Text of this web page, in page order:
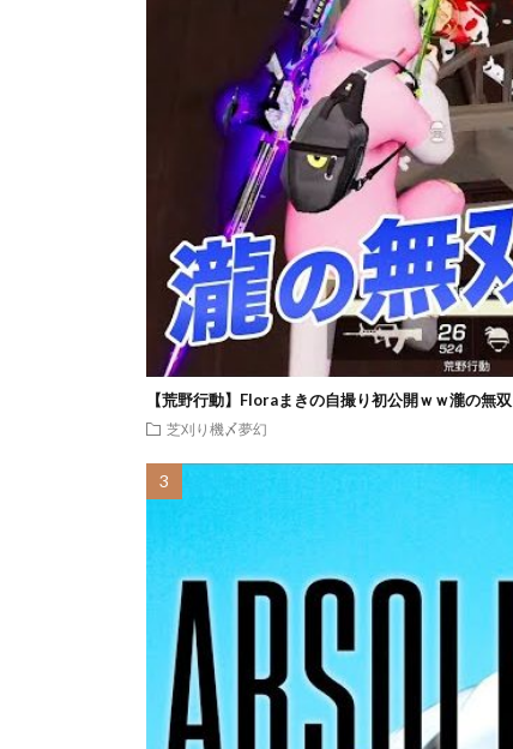
【荒野行動】Floraまきの自撮り初公開ｗｗ瀧の無
芝刈り機〆夢幻